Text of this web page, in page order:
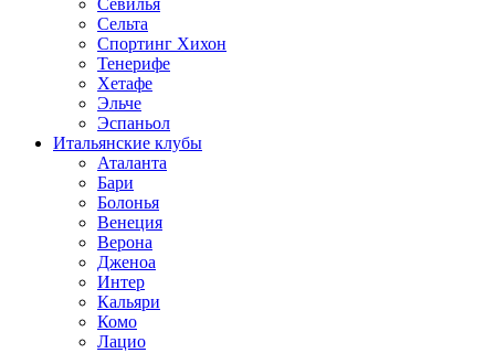
Сельта
Спортинг Хихон
Тенерифе
Хетафе
Эльче
Эспаньол
Итальянские клубы
Аталанта
Бари
Болонья
Венеция
Верона
Дженоа
Интер
Кальяри
Комо
Лацио